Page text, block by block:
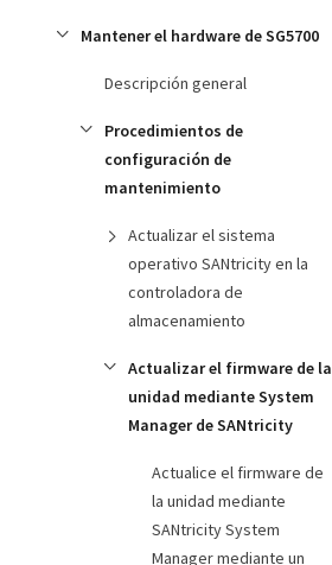
Mantener el hardware de SG5700
Descripción general
Procedimientos de
configuración de
mantenimiento
Actualizar el sistema
operativo SANtricity en la
controladora de
almacenamiento
Actualizar el firmware de la
unidad mediante System
Manager de SANtricity
Actualice el firmware de
la unidad mediante
SANtricity System
Manager mediante un